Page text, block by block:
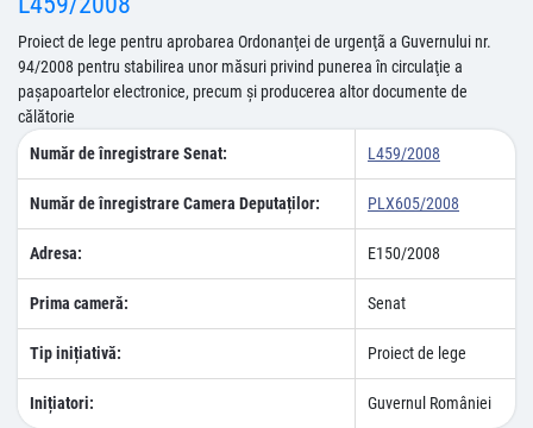
Proiect de lege pentru aprobarea Ordonanţei de urgenţã a Guvernului nr.
94/2008 pentru stabilirea unor măsuri privind punerea în circulaţie a
paşapoartelor electronice, precum şi producerea altor documente de
călătorie
Număr de înregistrare Senat:
L459/2008
Număr de înregistrare Camera Deputaților: PLX605/2008
Adresa: E150/2008
Prima cameră: Senat
Tip inițiativă: Proiect de lege
Inițiatori: Guvernul României